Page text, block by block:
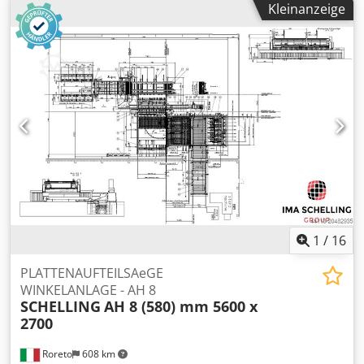
Schnittlänge horizontal 3200 mm - Schnitthöhe vertikal
1600 mm - Schnitttiefe 50 mm bei 90° - Sägeblatt 45°
schwenkbar Crjdpfxjwiipms Aixjf - Sägeblattdurchmesser
165 x 2,2 x 20 mm - Drehzahl Sägeblatt 2000 - 5800 Upm -
Motor 1300 W / 230 V - Absaugstutzen 40 mm -
verwindungsfreies, freistehendes Maschinengestell -
Aufstellmaße L=4300,B=1200, H=2350 mm - Transport
Abmessungen L=4000, B=1500 mm, H=2000 mm - Gewicht
350 kg inklusiv: - mechanisch ausweichender Lattenrost -
durchgehende Kleinteilauflage
Kleinanzeige
1 / 16
Roreto 608 km
PLATTENAUFTEILSAeGE
WINKELANLAGE - AH 8
SCHELLING AH 8 (580) mm 5600 x
2700